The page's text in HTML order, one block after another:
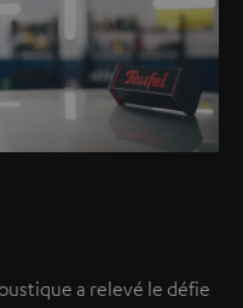
a relevé le défie